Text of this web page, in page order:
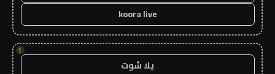
koora live
!
يلا شوت